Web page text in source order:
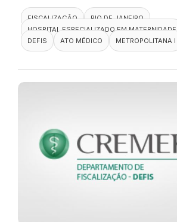
FISCALIZAÇÃO
RIO DE JANEIRO
HOSPITAL ESPECIALIZADO EM MATERNIDADE
DEFIS
ATO MÉDICO METROPOLITANA I